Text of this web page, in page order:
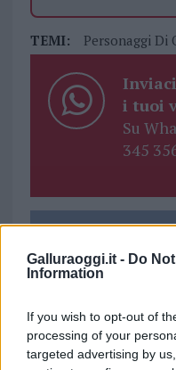
Galluraoggi.it - Do
Information
If you wish to opt-out of
processing of your
targeted advertising by
TEMI: Personaggi Di
i tuoi
Su
345
Entra